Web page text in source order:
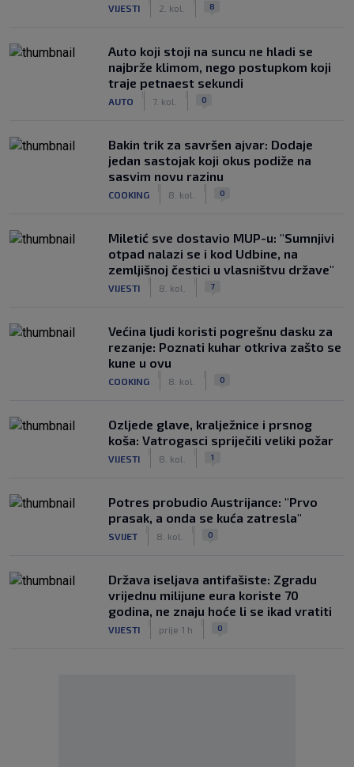
VIJESTI 2. kol. 8
Auto koji stoji na suncu ne hladi se
najbrže klimom, nego postupkom koji
traje petnaest sekundi
AUTO 7. kol. 0
Bakin trik za savršen ajvar: Dodaje
jedan sastojak koji okus podiže na
sasvim novu razinu
COOKING 8. kol. 0
Miletić sve dostavio MUP-u: "Sumnjivi
otpad nalazi se i kod Udbine, na
zemljišnoj čestici u vlasništvu države"
VIJESTI 8. kol. 7
Većina ljudi koristi pogrešnu dasku za
rezanje: Poznati kuhar otkriva zašto se
kune u ovu
COOKING 8. kol. 0
Ozljede glave, kralježnice i prsnog
koša: Vatrogasci spriječili veliki požar
VIJESTI 8. kol. 1
Potres probudio Austrijance: "Prvo
prasak, a onda se kuća zatresla"
SVIJET 8. kol. 0
Država iseljava antifašiste: Zgradu
vrijednu milijune eura koriste 70
godina, ne znaju hoće li se ikad vratiti
VIJESTI prije 1 h 0